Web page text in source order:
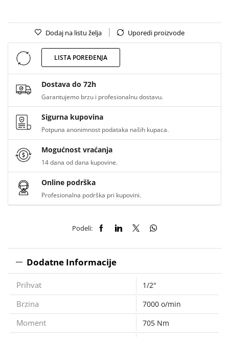
Dodaj na listu želja Uporedi proizvode
LISTA POREĐENJA
Dostava do 72h
Garantujemo brzu i profesionalnu dostavu.
Sigurna kupovina
Potpuna anonimnost podataka naših kupaca.
Mogućnost vraćanja
14 dana od dana kupovine.
Online podrška
Profesionalna podrška pri kupovini.
Podeli:
Dodatne Informacije
Prihvat 1/2"
Brzina 7000 o/min
Moment 705 Nm